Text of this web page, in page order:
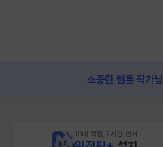
소중한 웹툰 작가님
10배 적립, 2시간 먼저